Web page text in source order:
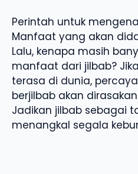
Perintah untuk
Manfaat yang akan
Lalu, kenapa masih
manfaat dari jilbab?
terasa di dunia,
berjilbab akan
Jadikan jilbab sebagai
menangkal segala